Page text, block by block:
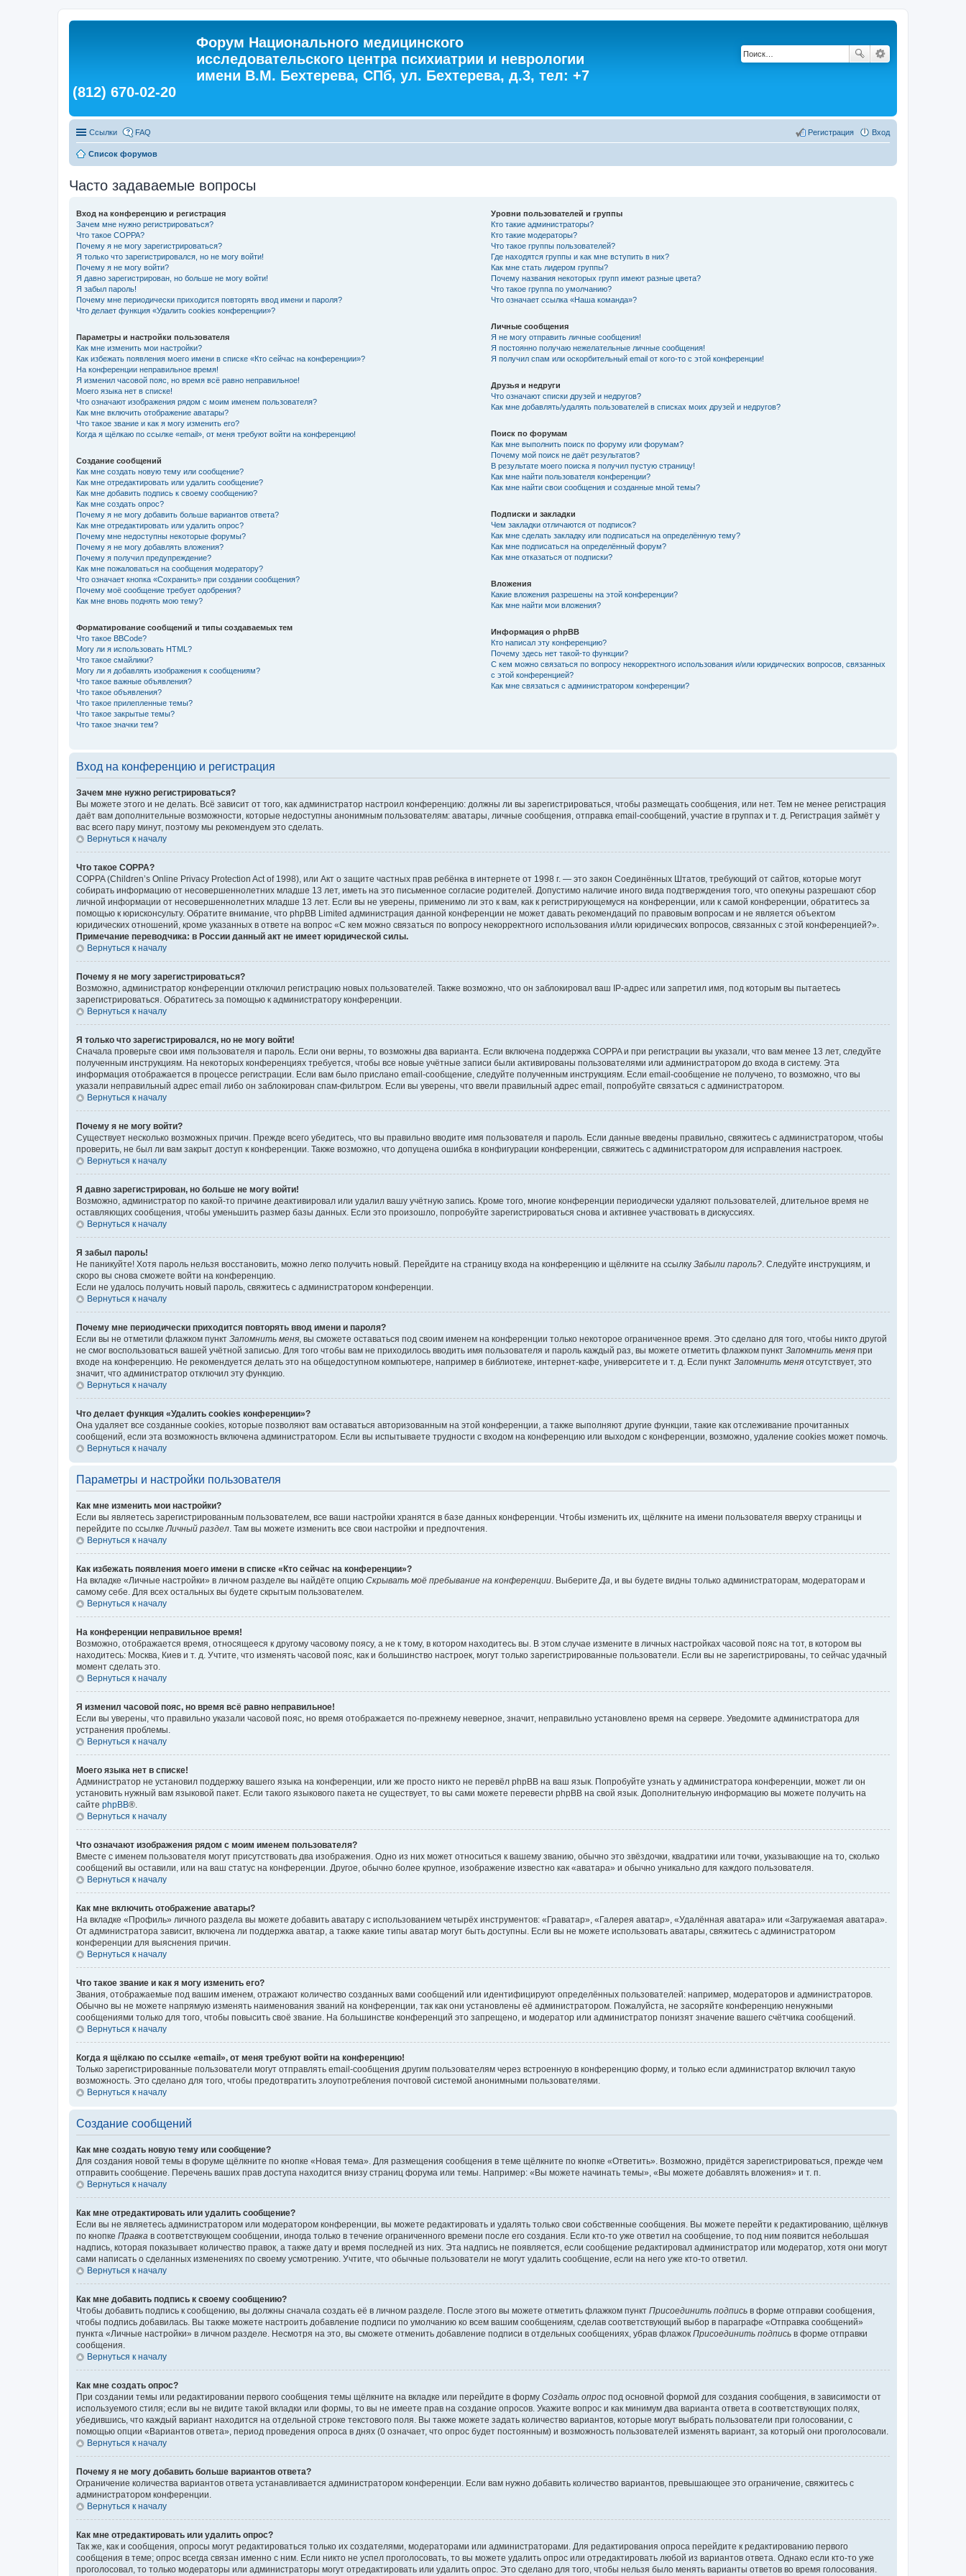
Форум Национального медицинского
исследовательского центра психиатрии и неврологии
имени В.М. Бехтерева, СПб, ул. Бехтерева, д.3, тел: +7
(812) 670-02-20
Ссылки FAQ Вход
Регистрация
Список форумов
Часто задаваемые вопросы
Вход на конференцию и регистрация
Зачем мне нужно регистрироваться?
Что такое COPPA?
Почему я не могу зарегистрироваться?
Я только что зарегистрировался, но не могу войти!
Почему я не могу войти?
Я давно зарегистрирован, но больше не могу войти!
Я забыл пароль!
Почему мне периодически приходится повторять ввод имени и пароля?
Что делает функция «Удалить cookies конференции»?
Параметры и настройки пользователя
Как мне изменить мои настройки?
Как избежать появления моего имени в списке «Кто сейчас на конференции»?
На конференции неправильное время!
Я изменил часовой пояс, но время всё равно неправильное!
Моего языка нет в списке!
Что означают изображения рядом с моим именем пользователя?
Как мне включить отображение аватары?
Что такое звание и как я могу изменить его?
Когда я щёлкаю по ссылке «email», от меня требуют войти на конференцию!
Создание сообщений
Как мне создать новую тему или сообщение?
Как мне отредактировать или удалить сообщение?
Как мне добавить подпись к своему сообщению?
Как мне создать опрос?
Почему я не могу добавить больше вариантов ответа?
Как мне отредактировать или удалить опрос?
Почему мне недоступны некоторые форумы?
Почему я не могу добавлять вложения?
Почему я получил предупреждение?
Как мне пожаловаться на сообщения модератору?
Что означает кнопка «Сохранить» при создании сообщения?
Почему моё сообщение требует одобрения?
Как мне вновь поднять мою тему?
Форматирование сообщений и типы создаваемых тем
Что такое BBCode?
Могу ли я использовать HTML?
Что такое смайлики?
Могу ли я добавлять изображения к сообщениям?
Что такое важные объявления?
Что такое объявления?
Что такое прилепленные темы?
Что такое закрытые темы?
Что такое значки тем?
Уровни пользователей и группы
Кто такие администраторы?
Кто такие модераторы?
Что такое группы пользователей?
Где находятся группы и как мне вступить в них?
Как мне стать лидером группы?
Почему названия некоторых групп имеют разные цвета?
Что такое группа по умолчанию?
Что означает ссылка «Наша команда»?
Личные сообщения
Я не могу отправить личные сообщения!
Я постоянно получаю нежелательные личные сообщения!
Я получил спам или оскорбительный email от кого-то с этой конференции!
Друзья и недруги
Что означают списки друзей и недругов?
Как мне добавлять/удалять пользователей в списках моих друзей и недругов?
Поиск по форумам
Как мне выполнить поиск по форуму или форумам?
Почему мой поиск не даёт результатов?
В результате моего поиска я получил пустую страницу!
Как мне найти пользователя конференции?
Как мне найти свои сообщения и созданные мной темы?
Подписки и закладки
Чем закладки отличаются от подписок?
Как мне сделать закладку или подписаться на определённую тему?
Как мне подписаться на определённый форум?
Как мне отказаться от подписки?
Вложения
Какие вложения разрешены на этой конференции?
Как мне найти мои вложения?
Информация о phpBB
Кто написал эту конференцию?
Почему здесь нет такой-то функции?
С кем можно связаться по вопросу некорректного использования и/или юридических вопросов, связанных
с этой конференцией?
Как мне связаться с администратором конференции?
Вход на конференцию и регистрация
Зачем мне нужно регистрироваться?
Вы можете этого и не делать. Всё зависит от того, как администратор настроил конференцию: должны ли вы зарегистрироваться, чтобы размещать сообщения, или нет. Тем не менее регистрация
даёт вам дополнительные возможности, которые недоступны анонимным пользователям: аватары, личные сообщения, отправка email-сообщений, участие в группах и т. д. Регистрация займёт у
вас всего пару минут, поэтому мы рекомендуем это сделать.
Вернуться к началу
Что такое COPPA?
COPPA (Children’s Online Privacy Protection Act of 1998), или Акт о защите частных прав ребёнка в интернете от 1998 г. — это закон Соединённых Штатов, требующий от сайтов, которые могут
собирать информацию от несовершеннолетних младше 13 лет, иметь на это письменное согласие родителей. Допустимо наличие иного вида подтверждения того, что опекуны разрешают сбор
личной информации от несовершеннолетних младше 13 лет. Если вы не уверены, применимо ли это к вам, как к регистрирующемуся на конференции, или к самой конференции, обратитесь за
помощью к юрисконсульту. Обратите внимание, что phpBB Limited администрация данной конференции не может давать рекомендаций по правовым вопросам и не является объектом
юридических отношений, кроме указанных в ответе на вопрос «С кем можно связаться по вопросу некорректного использования и/или юридических вопросов, связанных с этой конференцией?».
Примечание переводчика: в России данный акт не имеет юридической силы.
Вернуться к началу
Почему я не могу зарегистрироваться?
Возможно, администратор конференции отключил регистрацию новых пользователей. Также возможно, что он заблокировал ваш IP-адрес или запретил имя, под которым вы пытаетесь
зарегистрироваться. Обратитесь за помощью к администратору конференции.
Вернуться к началу
Я только что зарегистрировался, но не могу войти!
Сначала проверьте свои имя пользователя и пароль. Если они верны, то возможны два варианта. Если включена поддержка COPPA и при регистрации вы указали, что вам менее 13 лет, следуйте
полученным инструкциям. На некоторых конференциях требуется, чтобы все новые учётные записи были активированы пользователями или администратором до входа в систему. Эта
информация отображается в процессе регистрации. Если вам было прислано email-сообщение, следуйте полученным инструкциям. Если email-сообщение не получено, то возможно, что вы
указали неправильный адрес email либо он заблокирован спам-фильтром. Если вы уверены, что ввели правильный адрес email, попробуйте связаться с администратором.
Вернуться к началу
Почему я не могу войти?
Существует несколько возможных причин. Прежде всего убедитесь, что вы правильно вводите имя пользователя и пароль. Если данные введены правильно, свяжитесь с администратором, чтобы
проверить, не был ли вам закрыт доступ к конференции. Также возможно, что допущена ошибка в конфигурации конференции, свяжитесь с администратором для исправления настроек.
Вернуться к началу
Я давно зарегистрирован, но больше не могу войти!
Возможно, администратор по какой-то причине деактивировал или удалил вашу учётную запись. Кроме того, многие конференции периодически удаляют пользователей, длительное время не
оставляющих сообщения, чтобы уменьшить размер базы данных. Если это произошло, попробуйте зарегистрироваться снова и активнее участвовать в дискуссиях.
Вернуться к началу
Я забыл пароль!
Не паникуйте! Хотя пароль нельзя восстановить, можно легко получить новый. Перейдите на страницу входа на конференцию и щёлкните на ссылку Забыли пароль? . Следуйте инструкциям, и
скоро вы снова сможете войти на конференцию.
Если не удалось получить новый пароль, свяжитесь с администратором конференции.
Вернуться к началу
Почему мне периодически приходится повторять ввод имени и пароля?
Если вы не отметили флажком пункт Запомнить меня , вы сможете оставаться под своим именем на конференции только некоторое ограниченное время. Это сделано для того, чтобы никто другой
не смог воспользоваться вашей учётной записью. Для того чтобы вам не приходилось вводить имя пользователя и пароль каждый раз, вы можете отметить флажком пункт Запомнить меня при
входе на конференцию. Не рекомендуется делать это на общедоступном компьютере, например в библиотеке, интернет-кафе, университете и т. д. Если пункт Запомнить меня отсутствует, это
значит, что администратор отключил эту функцию.
Вернуться к началу
Что делает функция «Удалить cookies конференции»?
Она удаляет все созданные cookies, которые позволяют вам оставаться авторизованным на этой конференции, а также выполняют другие функции, такие как отслеживание прочитанных
сообщений, если эта возможность включена администратором. Если вы испытываете трудности с входом на конференцию или выходом с конференции, возможно, удаление cookies может помочь.
Вернуться к началу
Параметры и настройки пользователя
Как мне изменить мои настройки?
Если вы являетесь зарегистрированным пользователем, все ваши настройки хранятся в базе данных конференции. Чтобы изменить их, щёлкните на имени пользователя вверху страницы и
перейдите по ссылке Личный раздел . Там вы можете изменить все свои настройки и предпочтения.
Вернуться к началу
Как избежать появления моего имени в списке «Кто сейчас на конференции»?
На вкладке «Личные настройки» в личном разделе вы найдёте опцию Скрывать моё пребывание на конференции . Выберите Да , и вы будете видны только администраторам, модераторам и
самому себе. Для всех остальных вы будете скрытым пользователем.
Вернуться к началу
На конференции неправильное время!
Возможно, отображается время, относящееся к другому часовому поясу, а не к тому, в котором находитесь вы. В этом случае измените в личных настройках часовой пояс на тот, в котором вы
находитесь: Москва, Киев и т. д. Учтите, что изменять часовой пояс, как и большинство настроек, могут только зарегистрированные пользователи. Если вы не зарегистрированы, то сейчас удачный
момент сделать это.
Вернуться к началу
Я изменил часовой пояс, но время всё равно неправильное!
Если вы уверены, что правильно указали часовой пояс, но время отображается по-прежнему неверное, значит, неправильно установлено время на сервере. Уведомите администратора для
устранения проблемы.
Вернуться к началу
Моего языка нет в списке!
Администратор не установил поддержку вашего языка на конференции, или же просто никто не перевёл phpBB на ваш язык. Попробуйте узнать у администратора конференции, может ли он
установить нужный вам языковой пакет. Если такого языкового пакета не существует, то вы сами можете перевести phpBB на свой язык. Дополнительную информацию вы можете получить на
сайте phpBB®.
Вернуться к началу
Что означают изображения рядом с моим именем пользователя?
Вместе с именем пользователя могут присутствовать два изображения. Одно из них может относиться к вашему званию, обычно это звёздочки, квадратики или точки, указывающие на то, сколько
сообщений вы оставили, или на ваш статус на конференции. Другое, обычно более крупное, изображение известно как «аватара» и обычно уникально для каждого пользователя.
Вернуться к началу
Как мне включить отображение аватары?
На вкладке «Профиль» личного раздела вы можете добавить аватару с использованием четырёх инструментов: «Граватар», «Галерея аватар», «Удалённая аватара» или «Загружаемая аватара».
От администратора зависит, включена ли поддержка аватар, а также какие типы аватар могут быть доступны. Если вы не можете использовать аватары, свяжитесь с администратором
конференции для выяснения причин.
Вернуться к началу
Что такое звание и как я могу изменить его?
Звания, отображаемые под вашим именем, отражают количество созданных вами сообщений или идентифицируют определённых пользователей: например, модераторов и администраторов.
Обычно вы не можете напрямую изменять наименования званий на конференции, так как они установлены её администратором. Пожалуйста, не засоряйте конференцию ненужными
сообщениями только для того, чтобы повысить своё звание. На большинстве конференций это запрещено, и модератор или администратор понизят значение вашего счётчика сообщений.
Вернуться к началу
Когда я щёлкаю по ссылке «email», от меня требуют войти на конференцию!
Только зарегистрированные пользователи могут отправлять email-сообщения другим пользователям через встроенную в конференцию форму, и только если администратор включил такую
возможность. Это сделано для того, чтобы предотвратить злоупотребления почтовой системой анонимными пользователями.
Вернуться к началу
Создание сообщений
Как мне создать новую тему или сообщение?
Для создания новой темы в форуме щёлкните по кнопке «Новая тема». Для размещения сообщения в теме щёлкните по кнопке «Ответить». Возможно, придётся зарегистрироваться, прежде чем
отправить сообщение. Перечень ваших прав доступа находится внизу страниц форума или темы. Например: «Вы можете начинать темы», «Вы можете добавлять вложения» и т. п.
Вернуться к началу
Как мне отредактировать или удалить сообщение?
Если вы не являетесь администратором или модератором конференции, вы можете редактировать и удалять только свои собственные сообщения. Вы можете перейти к редактированию, щёлкнув
по кнопке Правка в соответствующем сообщении, иногда только в течение ограниченного времени после его создания. Если кто-то уже ответил на сообщение, то под ним появится небольшая
надпись, которая показывает количество правок, а также дату и время последней из них. Эта надпись не появляется, если сообщение редактировал администратор или модератор, хотя они могут
сами написать о сделанных изменениях по своему усмотрению. Учтите, что обычные пользователи не могут удалить сообщение, если на него уже кто-то ответил.
Вернуться к началу
Как мне добавить подпись к своему сообщению?
Чтобы добавить подпись к сообщению, вы должны сначала создать её в личном разделе. После этого вы можете отметить флажком пункт Присоединить подпись в форме отправки сообщения,
чтобы подпись добавилась. Вы также можете настроить добавление подписи по умолчанию ко всем вашим сообщениям, сделав соответствующий выбор в параграфе «Отправка сообщений»
пункта «Личные настройки» в личном разделе. Несмотря на это, вы сможете отменить добавление подписи в отдельных сообщениях, убрав флажок Присоединить подпись в форме отправки
сообщения.
Вернуться к началу
Как мне создать опрос?
При создании темы или редактировании первого сообщения темы щёлкните на вкладке или перейдите в форму Создать опрос под основной формой для создания сообщения, в зависимости от
используемого стиля; если вы не видите такой вкладки или формы, то вы не имеете прав на создание опросов. Укажите вопрос и как минимум два варианта ответа в соответствующих полях,
убедившись, что каждый вариант находится на отдельной строке текстового поля. Вы также можете задать количество вариантов, которые могут выбрать пользователи при голосовании, с
помощью опции «Вариантов ответа», период проведения опроса в днях (0 означает, что опрос будет постоянным) и возможность пользователей изменять вариант, за который они проголосовали.
Вернуться к началу
Почему я не могу добавить больше вариантов ответа?
Ограничение количества вариантов ответа устанавливается администратором конференции. Если вам нужно добавить количество вариантов, превышающее это ограничение, свяжитесь с
администратором конференции.
Вернуться к началу
Как мне отредактировать или удалить опрос?
Так же, как и сообщения, опросы могут редактироваться только их создателями, модераторами или администраторами. Для редактирования опроса перейдите к редактированию первого
сообщения в теме; опрос всегда связан именно с ним. Если никто не успел проголосовать, то вы можете удалить опрос или отредактировать любой из вариантов ответа. Однако если кто-то уже
проголосовал, то только модераторы или администраторы могут отредактировать или удалить опрос. Это сделано для того, чтобы нельзя было менять варианты ответов во время голосования.